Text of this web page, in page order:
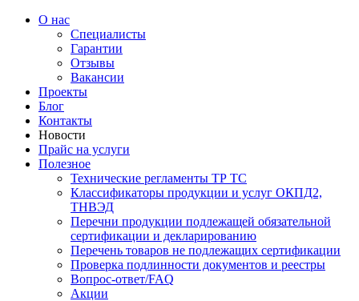
О нас
Специалисты
Гарантии
Отзывы
Вакансии
Проекты
Блог
Контакты
Новости
Прайс на услуги
Полезное
Технические регламенты ТР ТС
Классификаторы продукции и услуг ОКПД2,
ТНВЭД
Перечни продукции подлежащей обязательной
сертификации и декларированию
Перечень товаров не подлежащих сертификации
Проверка подлинности документов и реестры
Вопрос-ответ/FAQ
Акции